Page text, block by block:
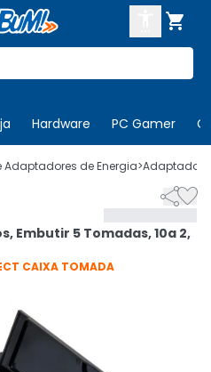

Hardware PC Gamer
SE
Adaptadores de Energia>

Embutir 5 Tomadas, 10a 2,
CAIXA TOMADA